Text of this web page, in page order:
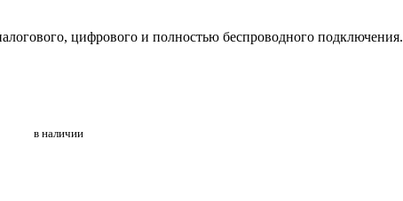
цифрового и полностью беспроводного подключения.
в наличии